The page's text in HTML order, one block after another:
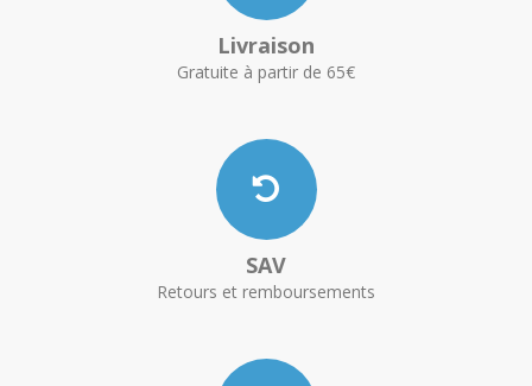
Livraison
Gratuite à partir de 65€
SAV
Retours et remboursements